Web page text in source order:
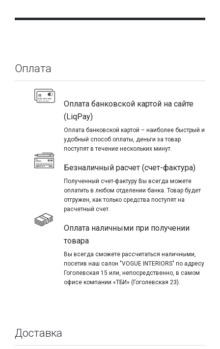
Оплата
Оплата банковской картой на сайте
(LiqPay)
Оплата банковской картой – наиболее быстрый и
удобный способ оплаты, деньги за товар
поступят в течение нескольких минут.
Безналичный расчет (счет-фактура)
Полученный счет-фактуру Вы всегда можете
оплатить в любом отделении банка. Товар будет
отгружен, как только средства поступят на
расчетный счет.
Оплата наличными при получении
товара
Вы всегда сможете рассчитаться наличными,
посетив наш салон "VOGUE INTERIORS" по адресу
Гоголевская 15 или, непосредственно, в самом
офисе компании «ТБИ» (Гоголевская 23).
Доставка